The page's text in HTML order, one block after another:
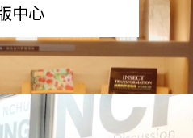
中心